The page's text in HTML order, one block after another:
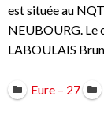
est située au
NEUBOURG. Le
LABOULAIS
Eure – 27